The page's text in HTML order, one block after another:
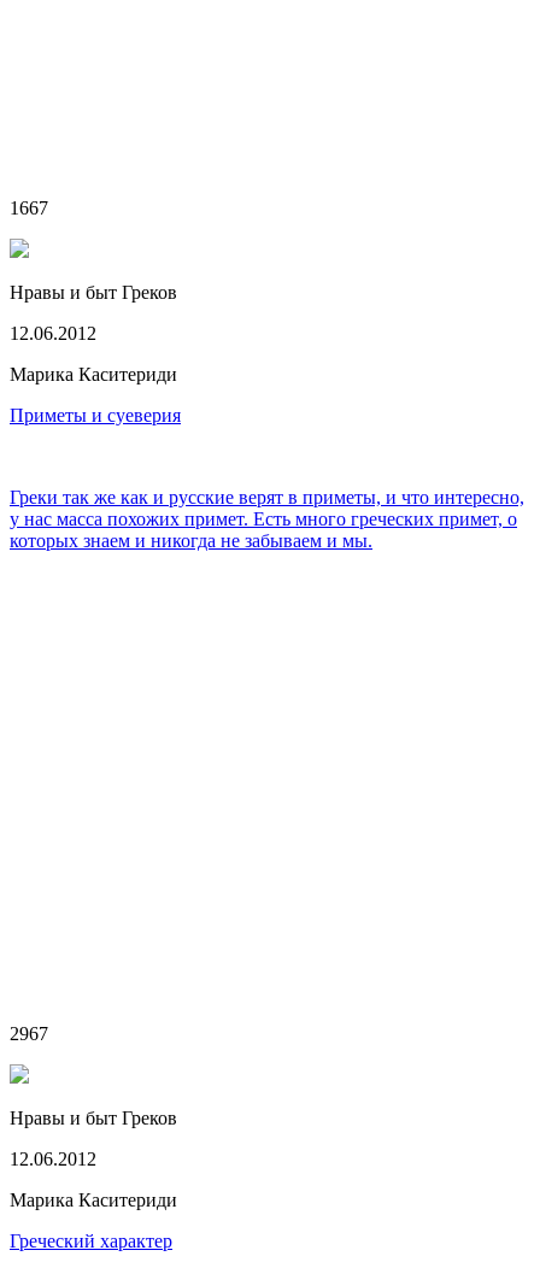
1667
Нравы и быт Греков
12.06.2012
Марика Каситериди
Приметы и суеверия
Греки так же как и русские верят в приметы, и что интересно,
у нас масса похожих примет. Есть много греческих примет, о
которых знаем и никогда не забываем и мы.
2967
Нравы и быт Греков
12.06.2012
Марика Каситериди
Греческий характер